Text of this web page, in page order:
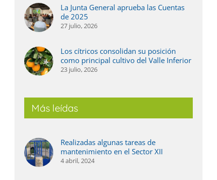
La Junta General aprueba las Cuentas
de 2025
27 julio, 2026
Los cítricos consolidan su posición
como principal cultivo del Valle Inferior
23 julio, 2026
Más leídas
Realizadas algunas tareas de
mantenimiento en el Sector XII
4 abril, 2024